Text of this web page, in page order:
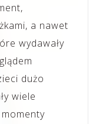
a nawet
wydawały
dużo
wiele